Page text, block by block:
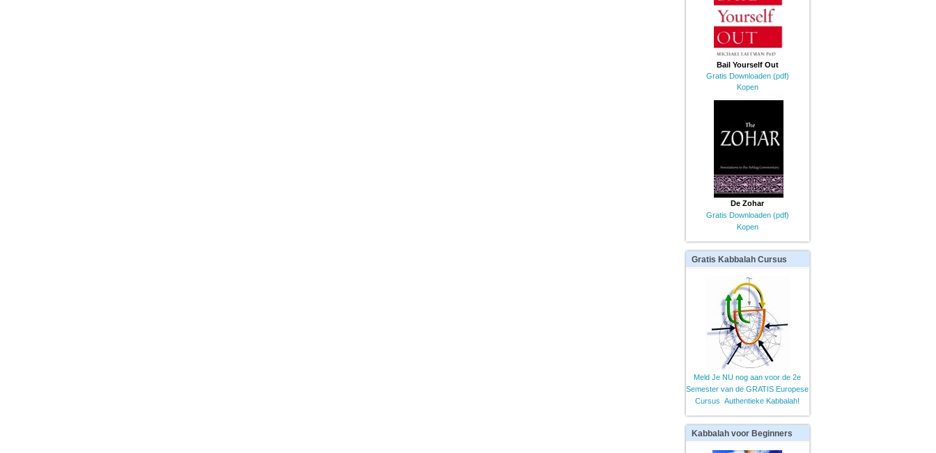
Bail Yourself Out
Gratis Downloaden (pdf)
Kopen
De Zohar
Gratis Downloaden (pdf)
Kopen
Gratis Kabbalah Cursus
Meld Je NU nog aan voor de 2e
Semester van de GRATIS Europese
Cursus Authentieke Kabbalah!
Kabbalahvoor Beginners